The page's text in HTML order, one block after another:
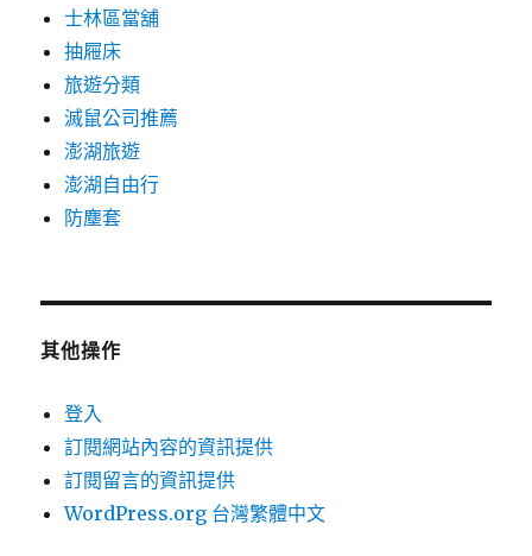
士林區當舖
抽屜床
旅遊分類
滅鼠公司推薦
澎湖旅遊
澎湖自由行
防塵套
其他操作
登入
訂閱網站內容的資訊提供
訂閱留言的資訊提供
WordPress.org 台灣繁體中文